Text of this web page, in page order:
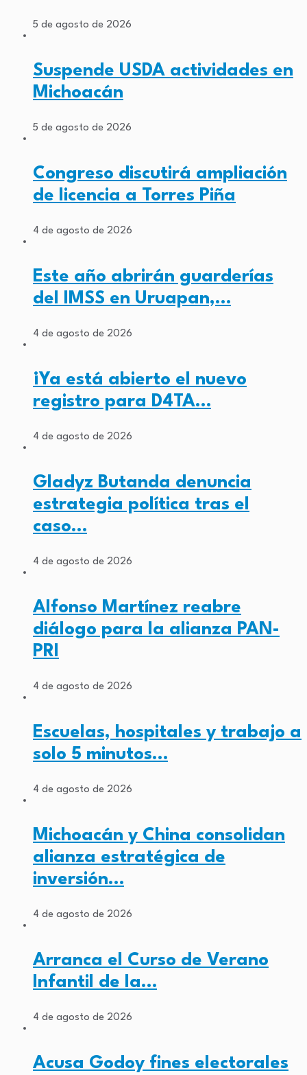
5 de agosto de 2026
Suspende USDA actividades en
Michoacán
5 de agosto de 2026
Congreso discutirá ampliación
de licencia a Torres Piña
4 de agosto de 2026
Este año abrirán guarderías
del IMSS en Uruapan,…
4 de agosto de 2026
¡Ya está abierto el nuevo
registro para D4TA…
4 de agosto de 2026
Gladyz Butanda denuncia
estrategia política tras el
caso…
4 de agosto de 2026
Alfonso Martínez reabre
diálogo para la alianza PAN-
PRI
4 de agosto de 2026
Escuelas, hospitales y trabajo a
solo 5 minutos…
4 de agosto de 2026
Michoacán y China consolidan
alianza estratégica de
inversión…
4 de agosto de 2026
Arranca el Curso de Verano
Infantil de la…
4 de agosto de 2026
Acusa Godoy fines electorales